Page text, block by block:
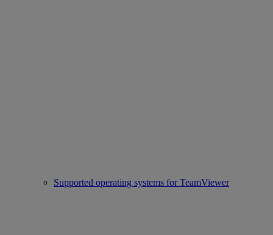
Supported operating systems for TeamViewer